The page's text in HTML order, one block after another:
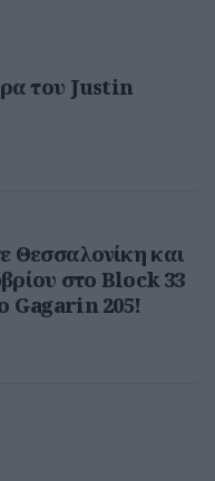
του Justin
και
στο Block 33
Gagarin 205!